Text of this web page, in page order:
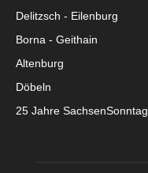
Delitzsch - Eilenburg
Borna - Geithain
Altenburg
Döbeln
25 Jahre SachsenSonntag